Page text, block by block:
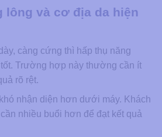
lông và cơ địa da hiện
càng cứng thì hấp thụ năng
Trường hợp này thường cần ít
rõ rệt.
nhận diện hơn dưới máy. Khách
nhiều buổi hơn để đạt kết quả